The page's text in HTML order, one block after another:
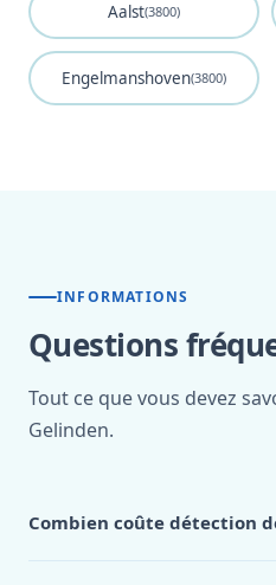
Aalst(3800)
Engelmanshoven(3800)
INFORMATIONS
Questions
Tout ce que vous devez
Gelinden.
Combien coûte détection